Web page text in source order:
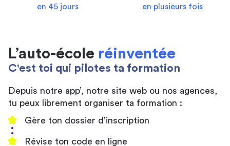
en 45 jours
en plusieurs fois
L’auto-école réinventée
C'est toi qui pilotes ta formation
Depuis notre app’, notre site web ou nos agences,
tu peux librement organiser ta formation :
Gère ton dossier d’inscription
Révise ton code en ligne